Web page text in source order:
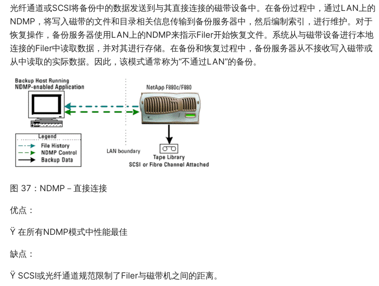
光纤通道或SCSI将备份中的数据发送到与其直接连接的磁带设备中。在备份过程中，通过LAN上的
NDMP，将写入磁带的文件和目录相关信息传输到备份服务器中，然后编制索引，进行维护。对于
恢复操作，备份服务器使用LAN上的NDMP来指示Filer开始恢复文件。系统从与磁带设备进行本地
连接的Filer中读取数据，并对其进行存储。在备份和恢复过程中，备份服务器从不接收写入磁带或
从中读取的实际数据。因此，该模式通常称为“不通过LAN”的备份。
图 37：NDMP－直接连接
优点：
Ÿ 在所有NDMP模式中性能最佳
缺点：
Ÿ SCSI或光纤通道规范限制了Filer与磁带机之间的距离。